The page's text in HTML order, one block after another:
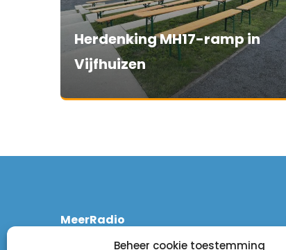
Beheer cookie toestemming
Herdenking MH17-ramp in
Vijfhuizen
MeerRadio